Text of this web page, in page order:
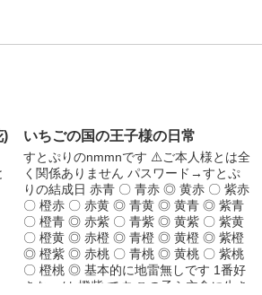
) いちごの国の王子様の日常
すとぷりのnmmnです ⚠️ご本人様とは全
く関係ありません パスワード→すとぷ
りの結成日 赤青 〇 青赤 ◎ 黄赤 〇 紫赤
〇 橙赤 〇 赤黄 ◎ 青黄 ◎ 黄青 ◎ 紫青
〇 橙青 ◎ 赤紫 〇 青紫 ◎ 黄紫 〇 紫黄
〇 橙黄 ◎ 赤橙 ◎ 青橙 ◎ 黄橙 ◎ 紫橙
◎ 橙紫 ◎ 赤桃 〇 青桃 ◎ 黄桃 〇 紫桃
〇 橙桃 ◎ 基本的に地雷無しです 1番好
きなcpは 橙紫 です この子ら主食に生き